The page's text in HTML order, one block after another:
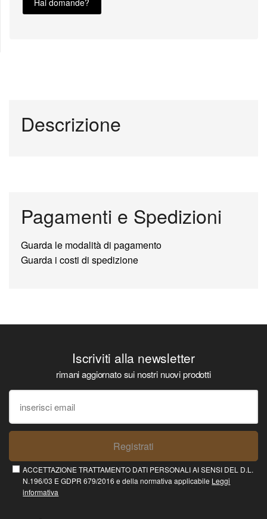
Hai domande?
Descrizione
Pagamenti e Spedizioni
Guarda le modalità di pagamento
Guarda i costi di spedizione
Iscriviti alla newsletter
rimani aggiornato sui nostri nuovi prodotti
Registrati
ACCETTAZIONE TRATTAMENTO DATI PERSONALI AI SENSI DEL D.L.
N.196/03 E GDPR 679/2016 e della normativa applicabile Leggi
informativa